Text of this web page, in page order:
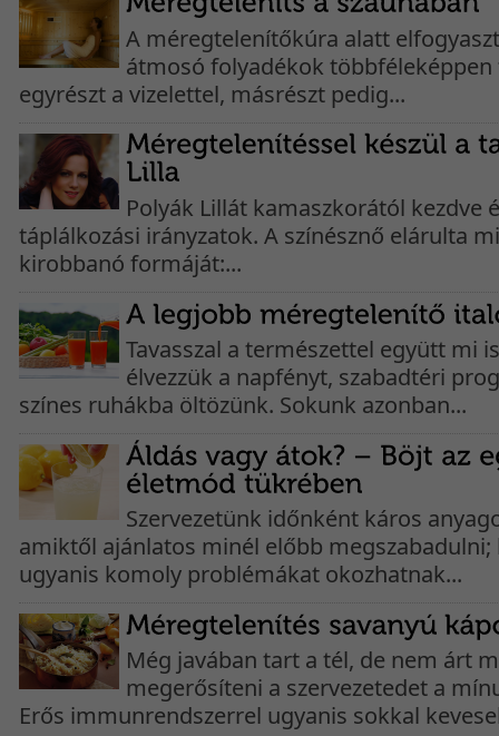
A méregtelenítőkúra alatt
átmosó folyadékok többféleképpen
egyrészt a vizelettel, másrészt pedig...
Polyák Lillát kamaszkorától kezdve
táplálkozási irányzatok. A színésznő elárulta
kirobbanó formáját:...
Tavasszal a természettel együtt mi
élvezzük a napfényt, szabadtéri
színes ruhákba öltözünk. Sokunk azonban...
Szervezetünk időnként káros
amiktől ajánlatos minél előbb megszabadulni;
ugyanis komoly problémákat okozhatnak...
Még javában tart a tél, de nem árt
megerősíteni a szervezetedet a
Erős immunrendszerrel ugyanis sokkal